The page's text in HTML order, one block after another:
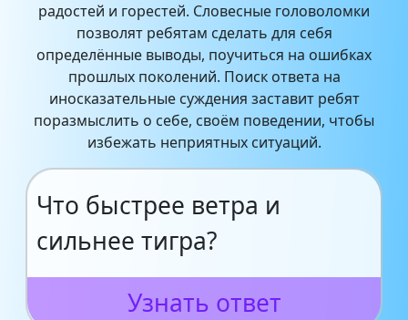
радостей и горестей. Словесные головоломки
позволят ребятам сделать для себя
определённые выводы, поучиться на ошибках
прошлых поколений. Поиск ответа на
иносказательные суждения заставит ребят
поразмыслить о себе, своём поведении, чтобы
избежать неприятных ситуаций.
Что быстрее ветра и
сильнее тигра?
Узнать ответ